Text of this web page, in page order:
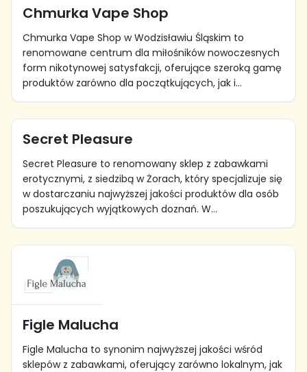
Chmurka Vape Shop
Chmurka Vape Shop w Wodzisławiu Śląskim to
renomowane centrum dla miłośników nowoczesnych
form nikotynowej satysfakcji, oferujące szeroką gamę
produktów zarówno dla początkujących, jak i...
Secret Pleasure
Secret Pleasure to renomowany sklep z zabawkami
erotycznymi, z siedzibą w Żorach, który specjalizuje się
w dostarczaniu najwyższej jakości produktów dla osób
poszukujących wyjątkowych doznań. W...
Figle Malucha
Figle Malucha to synonim najwyższej jakości wśród
sklepów z zabawkami, oferujący zarówno lokalnym, jak